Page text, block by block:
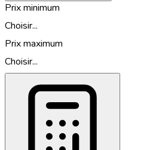
Prix minimum
Choisir...
Prix maximum
Choisir...